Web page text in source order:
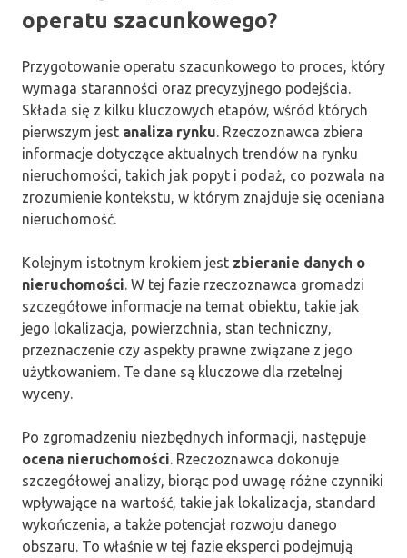
operatu szacunkowego?
Przygotowanie operatu szacunkowego to proces, który
wymaga staranności oraz precyzyjnego podejścia.
Składa się z kilku kluczowych etapów, wśród których
pierwszym jest analiza rynku. Rzeczoznawca zbiera
informacje dotyczące aktualnych trendów na rynku
nieruchomości, takich jak popyt i podaż, co pozwala na
zrozumienie kontekstu, w którym znajduje się oceniana
nieruchomość.
Kolejnym istotnym krokiem jest zbieranie danych o
nieruchomości. W tej fazie rzeczoznawca gromadzi
szczegółowe informacje na temat obiektu, takie jak
jego lokalizacja, powierzchnia, stan techniczny,
przeznaczenie czy aspekty prawne związane z jego
użytkowaniem. Te dane są kluczowe dla rzetelnej
wyceny.
Po zgromadzeniu niezbędnych informacji, następuje
ocena nieruchomości. Rzeczoznawca dokonuje
szczegółowej analizy, biorąc pod uwagę różne czynniki
wpływające na wartość, takie jak lokalizacja, standard
wykończenia, a także potencjał rozwoju danego
obszaru. To właśnie w tej fazie eksperci podejmują